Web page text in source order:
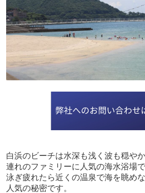
白浜のビーチは水深も浅く波も穏や
連れのファミリーに人気の海水浴場で
泳ぎ疲れたら近くの温泉で海を眺め
人気の秘密です。